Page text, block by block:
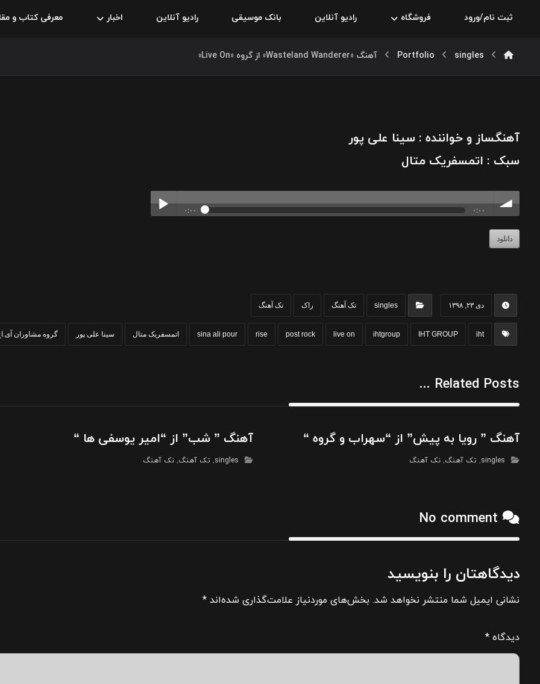
ثبت نام/ورود فروشگاه رادیو آنلاین بانک موسیقی رادیو آنلاین اخبار معرفی کتاب و
Portfolio singles آهنگ «Wasteland Wanderer» از گروه «Live On»
آهنگساز و خواننده : سینا علی پور
سبک : اتمسفریک متال
۰:۰۰ ۰:۰۰
volu
me
Wasteland Wanderer
دانلود
دی ۲۳, ۱۳۹۸ singles تک آهنگ راک نک آهنگ
iht
IHT GROUP
ihtgroup
live on
post rock
rise
sina ali pour اتمسفریک متال سینا علی پور گروه مشاوران
Related Posts ...
آهنگ ” رویا به پیش” از “سهراب و گروه “
singles
, تک آهنگ, نک آهنگ
آهنگ ” شب” از “امیر یوسفی ها “
singles
,تک آهنگ,نک آهنگ
No comment
دیدگاهتان را بنویسید
نشانی ایمیل شما منتشر نخواهد شد. بخش‌های موردنیاز علامت‌گذاری شده‌اند *
دیدگاه *